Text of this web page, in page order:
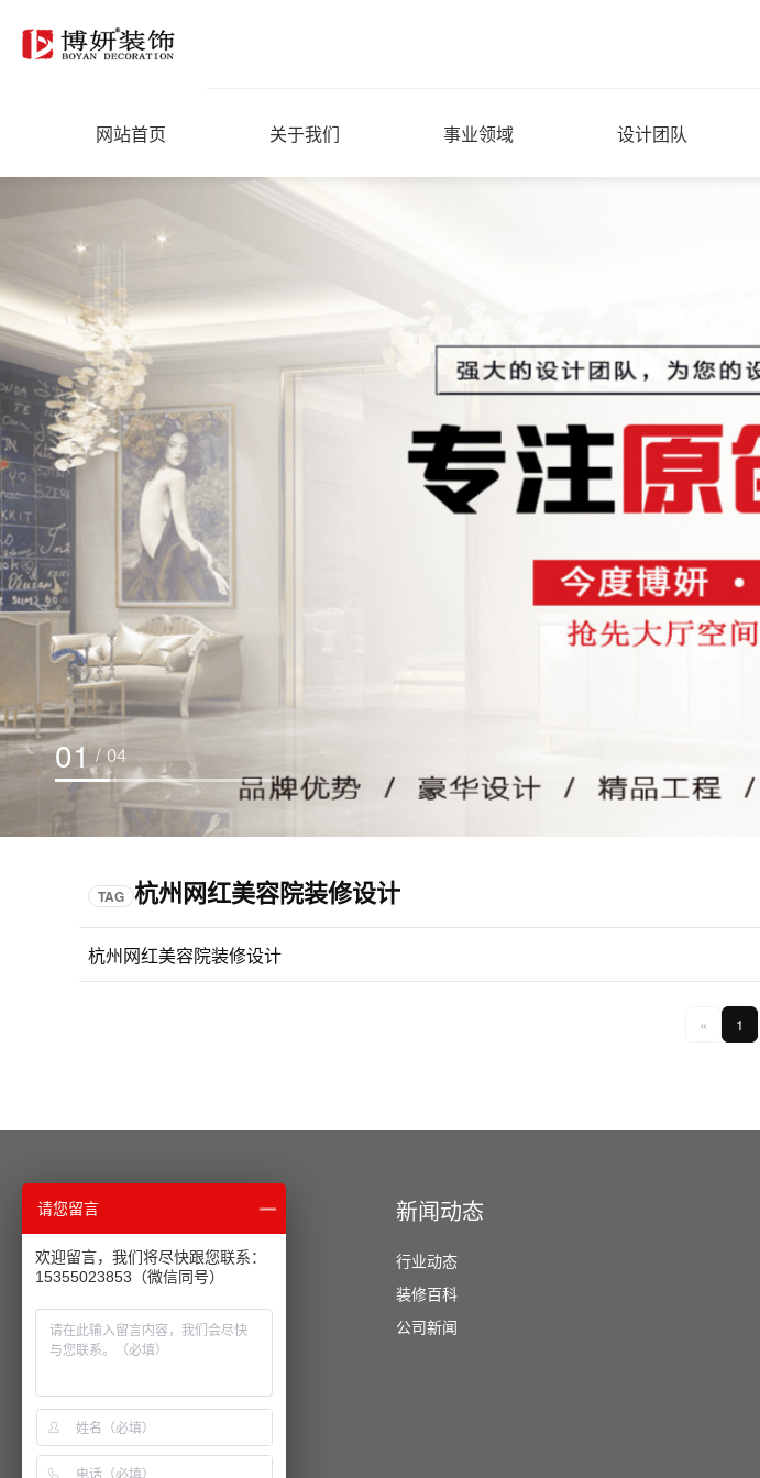
网站首页 关于我们 事业领域 设计团队
01 / 04
TAG 杭州网红美容院装修设计
杭州网红美容院装修设计
« 1
经典案例
办公空间
餐饮空间
教育培训
医疗美容
运动健身
商业展厅
新闻动态
行业动态
装修百科
公司新闻
请您留言
欢迎留言，我们将尽快跟您联系：
15355023853（微信同号）